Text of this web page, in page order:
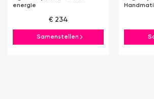
energie
€ 234
Samenstellen